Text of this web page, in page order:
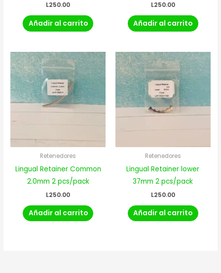
L250.00
Añadir al carrito
L250.00
Añadir al carrito
Retenedores
Lingual Retainer Common
2.0mm 2 pcs/pack
L250.00
Añadir al carrito
Retenedores
Lingual Retainer lower
37mm 2 pcs/pack
L250.00
Añadir al carrito